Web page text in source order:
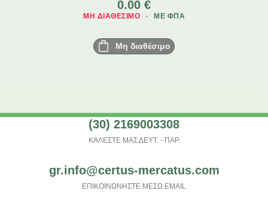
0.00 €
ΜΕ ΦΠΑ
ΜΗ ΔΙΑΘΈΣΙΜΟ
Μη διαθέσιμο
(30) 2169003308
ΚΑΛΕΣΤΕ ΜΑΣ ΔΕΥΤ. - ΠΑΡ.
gr.info@certus-mercatus.com
ΕΠΙΚΟΙΝΩΝΗΣΤΕ ΜΕΣΩ EMAIL